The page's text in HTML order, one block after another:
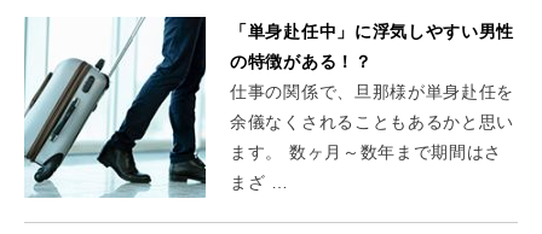
「単身赴任中」に浮気しやすい男性
の特徴がある！？
仕事の関係で、旦那様が単身赴任を
余儀なくされることもあるかと思い
ます。 数ヶ月～数年まで期間はさ
まざ …